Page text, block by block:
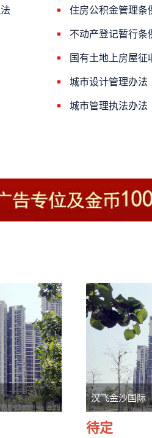
住房公积金管理条
不动产登记暂行条
国有土地上房屋征
城市设计管理办法
城市管理执法办法
汉飞金沙国际
待定